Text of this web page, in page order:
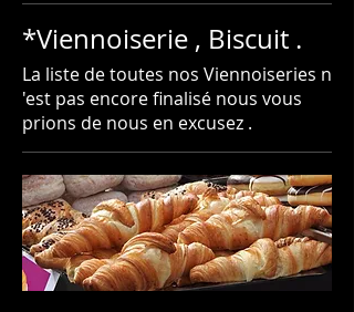
*Viennoiserie , Biscuit .
La liste de toutes nos Viennoiseries n
'est pas encore finalisé nous vous
prions de nous en excusez .